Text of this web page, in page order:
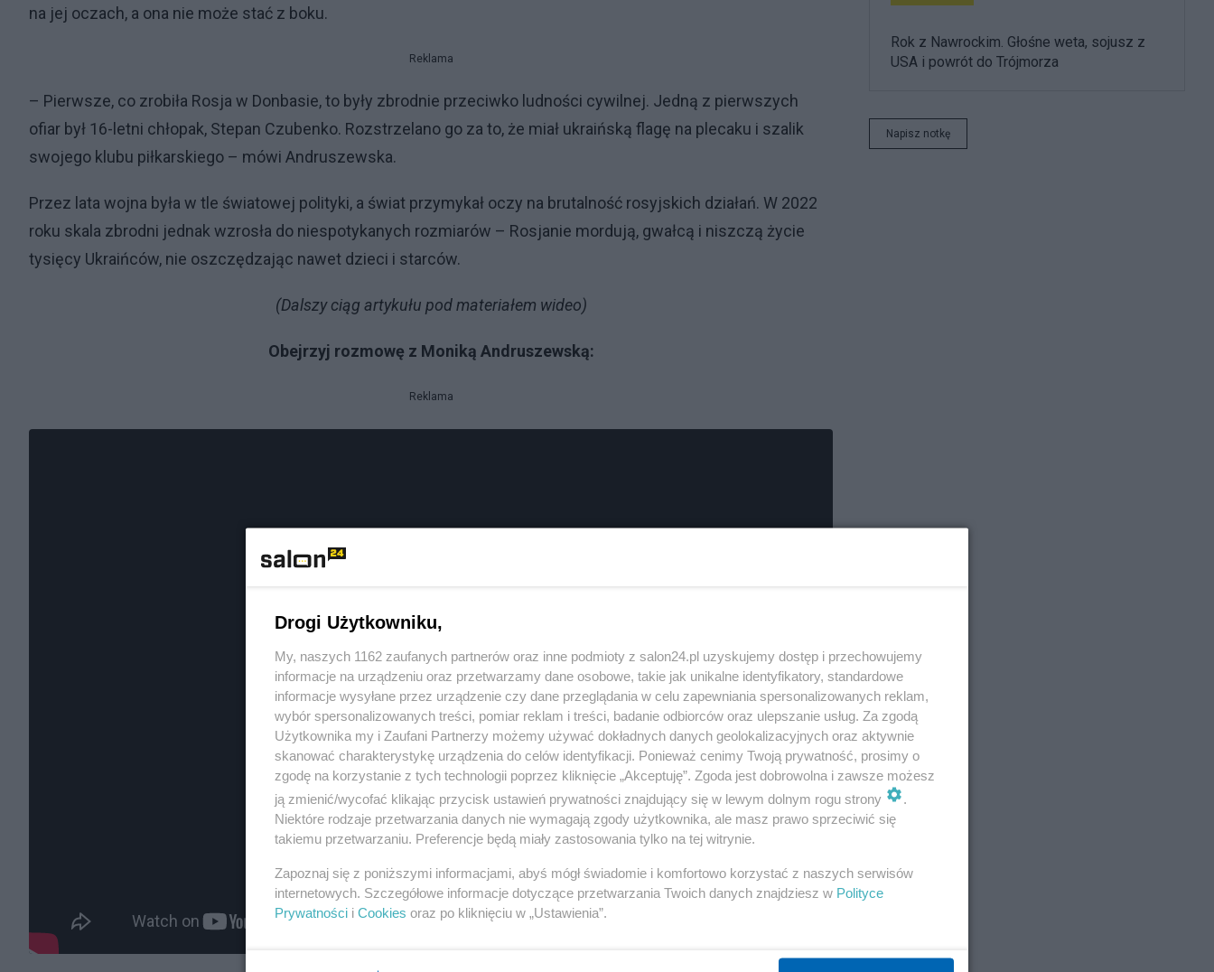
na jej oczach, a ona nie może stać z boku.
Reklama
– Pierwsze, co zrobiła Rosja w Donbasie, to były zbrodnie przeciwko ludności cywilnej. Jedną z pierwszych
ofiar był 16-letni chłopak, Stepan Czubenko. Rozstrzelano go za to, że miał ukraińską flagę na plecaku i szalik
swojego klubu piłkarskiego – mówi Andruszewska.
Przez lata wojna była w tle światowej polityki, a świat przymykał oczy na brutalność rosyjskich działań. W 2022
roku skala zbrodni jednak wzrosła do niespotykanych rozmiarów – Rosjanie mordują, gwałcą i niszczą życie
tysięcy Ukraińców, nie oszczędzając nawet dzieci i starców.
(Dalszy ciąg artykułu pod materiałem wideo)
Obejrzyj rozmowę z Moniką Andruszewską:
Reklama
Rok z Nawrockim. Głośne weta, sojusz z
USA i powrót do Trójmorza
Napisz notkę
Drogi Użytkowniku,
My, naszych 1162 zaufanych partnerów oraz inne podmioty z salon24.pl uzyskujemy dostęp i przechowujemy
informacje na urządzeniu oraz przetwarzamy dane osobowe, takie jak unikalne identyfikatory, standardowe
informacje wysyłane przez urządzenie czy dane przeglądania w celu zapewniania spersonalizowanych reklam,
wybór spersonalizowanych treści, pomiar reklam i treści, badanie odbiorców oraz ulepszanie usług. Za zgodą
Użytkownika my i Zaufani Partnerzy możemy używać dokładnych danych geolokalizacyjnych oraz aktywnie
skanować charakterystykę urządzenia do celów identyfikacji. Ponieważ cenimy Twoją prywatność, prosimy o
zgodę na korzystanie z tych technologii poprzez kliknięcie „Akceptuję”. Zgoda jest dobrowolna i zawsze możesz
ją zmienić/wycofać klikając przycisk ustawień prywatności znajdujący się w lewym dolnym rogu strony
.
Niektóre rodzaje przetwarzania danych nie wymagają zgody użytkownika, ale masz prawo sprzeciwić się
takiemu przetwarzaniu. Preferencje będą miały zastosowania tylko na tej witrynie.
Zapoznaj się z poniższymi informacjami, abyś mógł świadomie i komfortowo korzystać z naszych serwisów
internetowych. Szczegółowe informacje dotyczące przetwarzania Twoich danych znajdziesz w Polityce
Prywatności i Cookies oraz po kliknięciu w „Ustawienia”.